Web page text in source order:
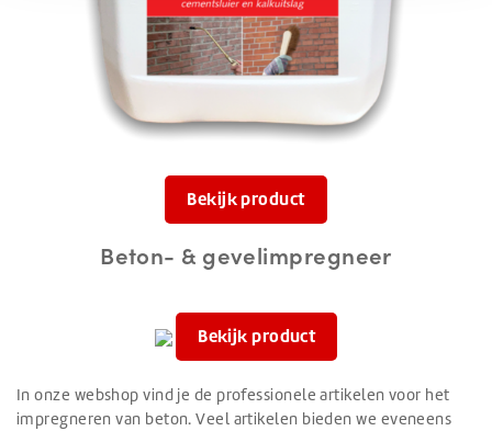
Bekijk product
Beton- & gevelimpregneer
Bekijk product
In onze webshop vind je de professionele artikelen voor het
impregneren van beton. Veel artikelen bieden we eveneens